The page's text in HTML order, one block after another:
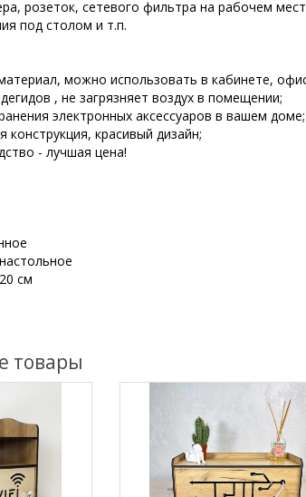
розеток, сетевого фильтра на рабочем
под столом и т.п.
можно использовать в кабинете,
, не загрязняет воздух в помещении;
электронных аксессуаров в вашем доме;
конструкция, красивый дизайн;
- лучшая цена!
см
товары